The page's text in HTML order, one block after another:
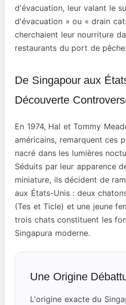
d'évacuation, leur valant le
d'évacuation » ou « drain
cherchaient leur nourriture
restaurants du port de pêche.
De Singapour aux
Découverte
En 1974, Hal et Tommy
américains, remarquent ces
nacré dans les lumières
Séduits par leur apparence
miniature, ils décident de
aux États-Unis : deux
(Tes et Ticle) et une jeune
trois chats constituent les
Singapura moderne.
Une Origine
L'origine exacte du